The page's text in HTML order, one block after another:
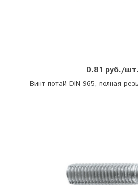
0.81 руб./шт.
Винт потай DIN 965, полная